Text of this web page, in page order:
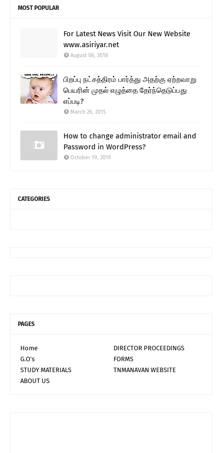
MOST POPULAR
For Latest News Visit Our New Website
www.asiriyar.net
August 06, 2018
பிறப்பு நட்சத்திரம் பார்த்து அதற்கு ஏற்றவாறு
பெயரின் முதல் எழுத்தை தேர்ந்தெடுப்பது
எப்படி?
March 26, 2015
How to change administrator email and
Password in WordPress?
October 19, 2019
CATEGORIES
PAGES
Home
DIRECTOR PROCEEDINGS
G.O's
FORMS
STUDY MATERIALS
TNMANAVAN WEBSITE
ABOUT US